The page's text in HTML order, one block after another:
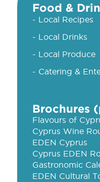
Food &
- Local Recipes
- Local Drinks
- Local Produce
- Catering &
Brochures
Flavours of
Cyprus Wine
EDEN Cyprus
Cyprus EDEN
Gastronomic
EDEN Cultural